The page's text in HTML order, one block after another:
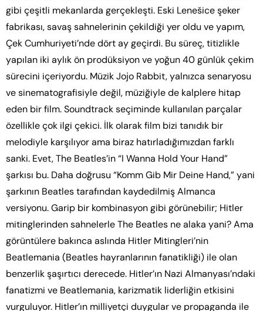
gibi çeşitli mekanlarda gerçekleşti. Eski Lenešice şeker
fabrikası, savaş sahnelerinin çekildiği yer oldu ve yapım,
Çek Cumhuriyeti’nde dört ay geçirdi. Bu süreç, titizlikle
yapılan iki aylık ön prodüksiyon ve yoğun 40 günlük çekim
sürecini içeriyordu. Müzik Jojo Rabbit, yalnızca senaryosu
ve sinematografisiyle değil, müziğiyle de kalplere hitap
eden bir film. Soundtrack seçiminde kullanılan parçalar
özellikle çok ilgi çekici. İlk olarak film bizi tanıdık bir
melodiyle karşılıyor ama biraz hatırladığımızdan farklı
sanki. Evet, The Beatles’in “I Wanna Hold Your Hand”
şarkısı bu. Daha doğrusu “Komm Gib Mir Deine Hand,” yani
şarkının Beatles tarafından kaydedilmiş Almanca
versiyonu. Garip bir kombinasyon gibi görünebilir; Hitler
mitinglerinden sahnelerle The Beatles ne alaka yani? Ama
görüntülere bakınca aslında Hitler Mitingleri’nin
Beatlemania (Beatles hayranlarının fanatikliği) ile olan
benzerlik şaşırtıcı derecede. Hitler’ın Nazi Almanyası’ndaki
fanatizmi ve Beatlemania, karizmatik liderliğin etkisini
vurguluyor. Hitler’ın milliyetçi duygular ve propaganda ile